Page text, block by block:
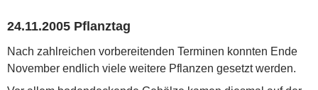
24.11.2005 Pflanztag
Nach zahlreichen vorbereitenden Terminen konnten Ende
November endlich viele weitere Pflanzen gesetzt werden.